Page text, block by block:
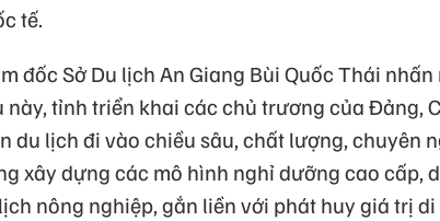
tế.
đốc Sở Du lịch An Giang Bùi Quốc Thái
này, tỉnh triển khai các chủ trương của Đảng,
du lịch đi vào chiều sâu, chất lượng, chuyên
xây dựng các mô hình nghỉ dưỡng cao cấp,
nông nghiệp, gắn liền với phát huy giá trị